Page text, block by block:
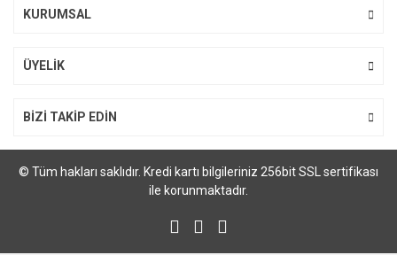
KURUMSAL
ÜYELİK
BİZİ TAKİP EDİN
© Tüm hakları saklıdır. Kredi kartı bilgileriniz 256bit SSL sertifikası
ile korunmaktadır.